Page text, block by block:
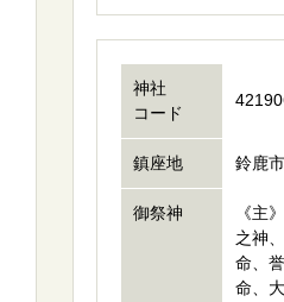
神社
コード
鎮座地 鈴鹿
御祭神
《主
之神
命、
命、